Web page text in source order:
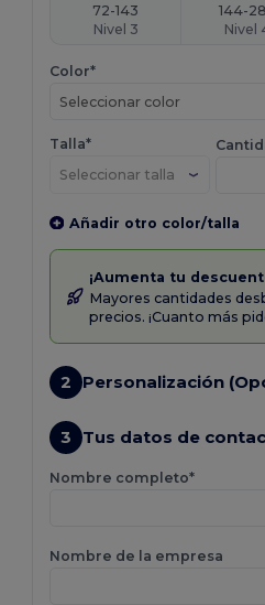
72-143
Nivel 3
144-
Nivel
Color*
Seleccionar color
Talla*
Añadir otro color/talla
¡Aumenta tu
Mayores cantidades
precios. ¡Cuanto más
2 Personalización
3 Tus datos de
Nombre completo*
Nombre de la empresa